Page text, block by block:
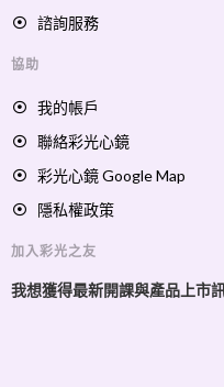
諮詢服務
協助
我的帳戶
聯絡彩光心鏡
彩光心鏡 Google Map
隱私權政策
加入彩光之友
我想獲得最新開課與產品上市